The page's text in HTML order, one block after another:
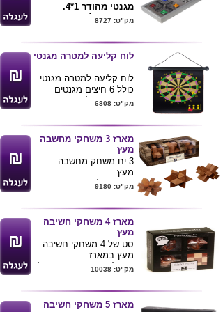
במידה צבע צבע מסויים
יש לבצע ייצור מיוחד
95 גר' - 110 גר' מתאים
לילדים ונוער
למבוגרים
מגנטי מהודר 1*4.
איקס עיגול.שח
גודל המוצר 37*12 ס"מ
מק"ט: 8727
לוח קליעה למטרה מגנטי
לוח קליעה למטרה מגנטי
כולל 6 חיצים מגנטים
דו צדדי גודל 50*37
ניתן להדפיס לוגו ע"ג
הלוח
מק"ט: 6808
מארז 3 משחקי מחשבה
מעץ
3 יח משחק מחשבה
מעץ
מוצר מדליק ומאתגר
גודל המשחקים קוטר 7.5
ס"מ
גודל מארז 24.5*8.5*8.5
מתנה מיוחדת
מק"ט: 9180
מארז 4 משחקי חשיבה
מעץ
סט של 4 משחקי חשיבה
מעץ במארז .
ניתן למתג את האריזה של
מק"ט: 10038
מארז 5 משחקי חשיבה